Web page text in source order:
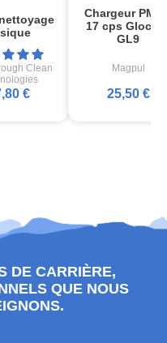
Clean
€
Chargeur
17 cps
GL9
Magpul
25,50 €
DE CARRIÈRE,
QUE NOUS